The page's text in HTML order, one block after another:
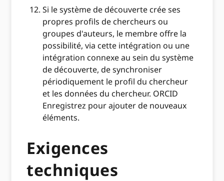
Si le système de découverte crée ses
propres profils de chercheurs ou
groupes d'auteurs, le membre offre la
possibilité, via cette intégration ou une
intégration connexe au sein du système
de découverte, de synchroniser
périodiquement le profil du chercheur
et les données du chercheur. ORCID
Enregistrez pour ajouter de nouveaux
éléments.
Exigences
techniques